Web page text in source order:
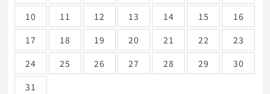
10
11 12 13 14 15
16
17
18 19 20 21 22
23
24
25 26 27 28 29
30
31